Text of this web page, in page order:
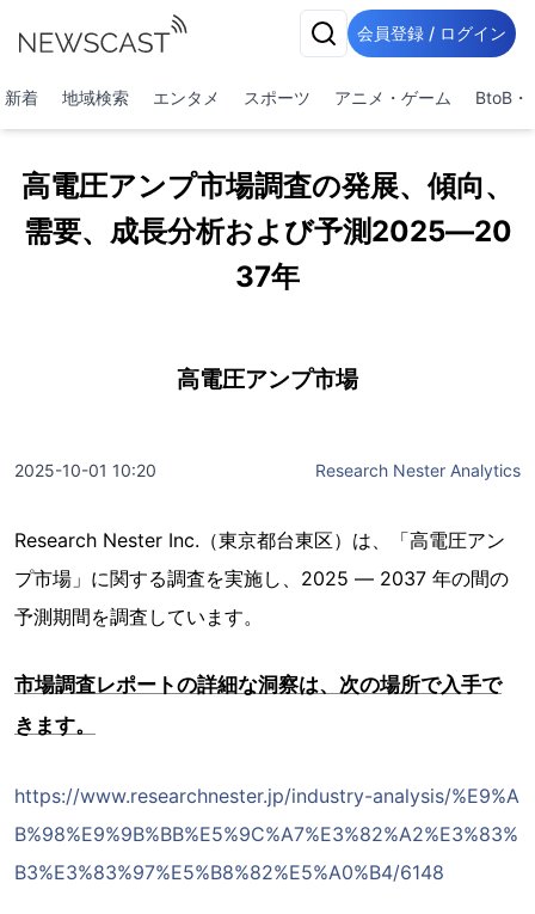
会員登録 / ログイン
新着 地域検索 エンタメ スポーツ アニメ・ゲーム BtoB・
高電圧アンプ市場調査の発展、傾向、
需要、成長分析および予測2025―20
37年
高電圧アンプ市場
2025-10-01 10:20 Research Nester Analytics
Research Nester Inc.（東京都台東区）は、「高電圧アン
プ市場」に関する調査を実施し、2025 ― 2037 年の間の
予測期間を調査しています。
市場調査レポートの詳細な洞察は、次の場所で入手で
きます。
https://www.researchnester.jp/industry-analysis/%E9%A
B%98%E9%9B%BB%E5%9C%A7%E3%82%A2%E3%83%
B3%E3%83%97%E5%B8%82%E5%A0%B4/6148